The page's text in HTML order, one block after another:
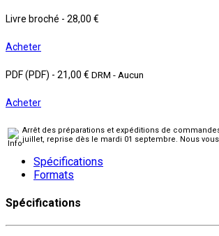
Livre broché - 28,00 €
Acheter
PDF (PDF) - 21,00 € DRM - Aucun
Acheter
Arrêt des préparations et expéditions de
juillet, reprise dès le mardi 01 septembre. Nous
Spécifications
Formats
Spécifications